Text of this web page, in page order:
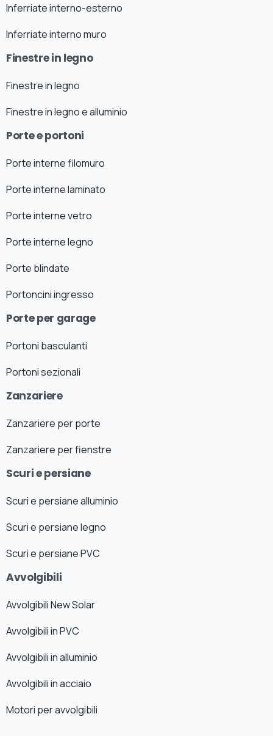
Inferriate interno-esterno
Inferriate interno muro
Finestre in legno
Finestre in legno
Finestre in legno e alluminio
Porte e portoni
Porte interne filomuro
Porte interne laminato
Porte interne vetro
Porte interne legno
Porte blindate
Portoncini ingresso
Porte per garage
Portoni basculanti
Portoni sezionali
Zanzariere
Zanzariere per porte
Zanzariere per fienstre
Scuri e persiane
Scuri e persiane alluminio
Scuri e persiane legno
Scuri e persiane PVC
Avvolgibili
Avvolgibili New Solar
Avvolgibili in PVC
Avvolgibili in alluminio
Avvolgibili in acciaio
Motori per avvolgibili